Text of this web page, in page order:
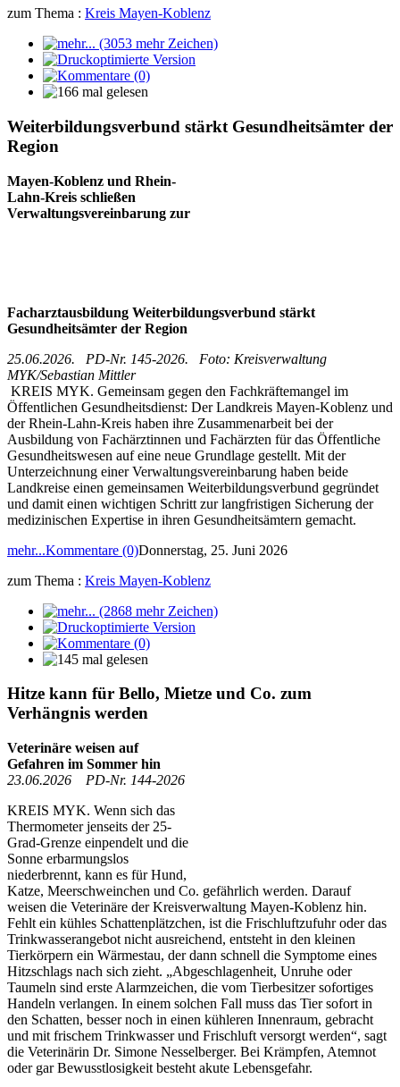
zum Thema : Kreis Mayen-Koblenz
Weiterbildungsverbund stärkt Gesundheitsämter der
Region
Mayen-Koblenz und Rhein-
Lahn-Kreis schließen
Verwaltungsvereinbarung zur
Facharztausbildung Weiterbildungsverbund stärkt
Gesundheitsämter der Region
25.06.2026. PD-Nr. 145-2026. Foto: Kreisverwaltung
MYK/Sebastian Mittler
KREIS MYK. Gemeinsam gegen den Fachkräftemangel im
Öffentlichen Gesundheitsdienst: Der Landkreis Mayen-Koblenz und
der Rhein-Lahn-Kreis haben ihre Zusammenarbeit bei der
Ausbildung von Fachärztinnen und Fachärzten für das Öffentliche
Gesundheitswesen auf eine neue Grundlage gestellt. Mit der
Unterzeichnung einer Verwaltungsvereinbarung haben beide
Landkreise einen gemeinsamen Weiterbildungsverbund gegründet
und damit einen wichtigen Schritt zur langfristigen Sicherung der
medizinischen Expertise in ihren Gesundheitsämtern gemacht.
mehr...Kommentare (0)Donnerstag, 25. Juni 2026
zum Thema : Kreis Mayen-Koblenz
Hitze kann für Bello, Mietze und Co. zum
Verhängnis werden
Veterinäre weisen auf
Gefahren im Sommer hin
23.06.2026 PD-Nr. 144-2026
KREIS MYK. Wenn sich das
Thermometer jenseits der 25-
Grad-Grenze einpendelt und die
Sonne erbarmungslos
niederbrennt, kann es für Hund,
Katze, Meerschweinchen und Co. gefährlich werden. Darauf
weisen die Veterinäre der Kreisverwaltung Mayen-Koblenz hin.
Fehlt ein kühles Schattenplätzchen, ist die Frischluftzufuhr oder das
Trinkwasserangebot nicht ausreichend, entsteht in den kleinen
Tierkörpern ein Wärmestau, der dann schnell die Symptome eines
Hitzschlags nach sich zieht. „Abgeschlagenheit, Unruhe oder
Taumeln sind erste Alarmzeichen, die vom Tierbesitzer sofortiges
Handeln verlangen. In einem solchen Fall muss das Tier sofort in
den Schatten, besser noch in einen kühleren Innenraum, gebracht
und mit frischem Trinkwasser und Frischluft versorgt werden“, sagt
die Veterinärin Dr. Simone Nesselberger. Bei Krämpfen, Atemnot
oder gar Bewusstlosigkeit besteht akute Lebensgefahr.